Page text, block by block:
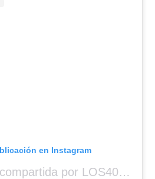
en Instagram
Una publicación compartida por LOS40 Panamá (@los40panama)